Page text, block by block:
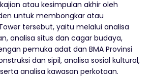
atau kesimpulan akhir oleh
untuk membongkar atau
tersebut, yaitu melalui analisa
analisa situs dan cagar budaya,
pemuka adat dan BMA Provinsi
dan sipil, analisa sosial kultural,
analisa kawasan perkotaan.